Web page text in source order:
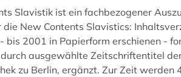
Slavistik ist ein fachbezogener
die New Contents Slavistics:
bis 2001 in Papierform erschienen -
ausgewählte Zeitschriftentitel
zu Berlin, ergänzt. Zur Zeit werden